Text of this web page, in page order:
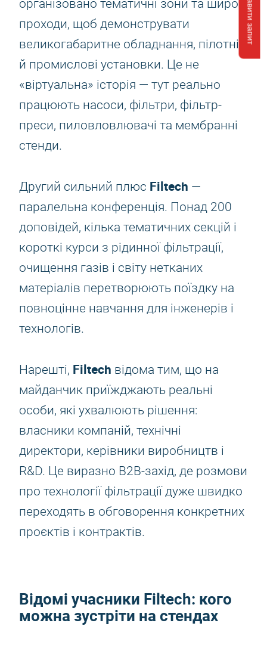
організовано тематичні зони та широкі
проходи, щоб демонструвати
великогабаритне обладнання, пілотні
й промислові установки. Це не
«віртуальна» історія — тут реально
працюють насоси, фільтри, фільтр-
преси, пиловловлювачі та мембранні
стенди.
Другий сильний плюс Filtech —
паралельна конференція. Понад 200
доповідей, кілька тематичних секцій і
короткі курси з рідинної фільтрації,
очищення газів і світу нетканих
матеріалів перетворюють поїздку на
повноцінне навчання для інженерів і
технологів.
Нарешті, Filtech відома тим, що на
майданчик приїжджають реальні
особи, які ухвалюють рішення:
власники компаній, технічні
директори, керівники виробництв і
R&D. Це виразно B2B-захід, де розмови
про технології фільтрації дуже швидко
переходять в обговорення конкретних
проєктів і контрактів.
Відомі учасники Filtech: кого
можна зустріти на стендах